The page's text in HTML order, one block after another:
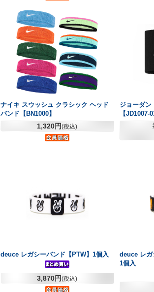
ナイキ スウッシュ クラシック ヘッド
バンド【BN1000】
1,320円(税込)
ジョーダン
【
deuce レガシーバンド【PTW】1個入
3,870円(税込)
deuce レガ
1個入